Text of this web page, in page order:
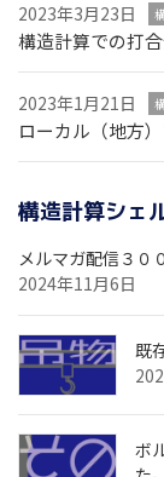
2023年3月23日
構造計算での打
2023年1月21日
ローカル（地方
構造計算シェ
メルマガ配信３０
2024年11月6日
既
ボ